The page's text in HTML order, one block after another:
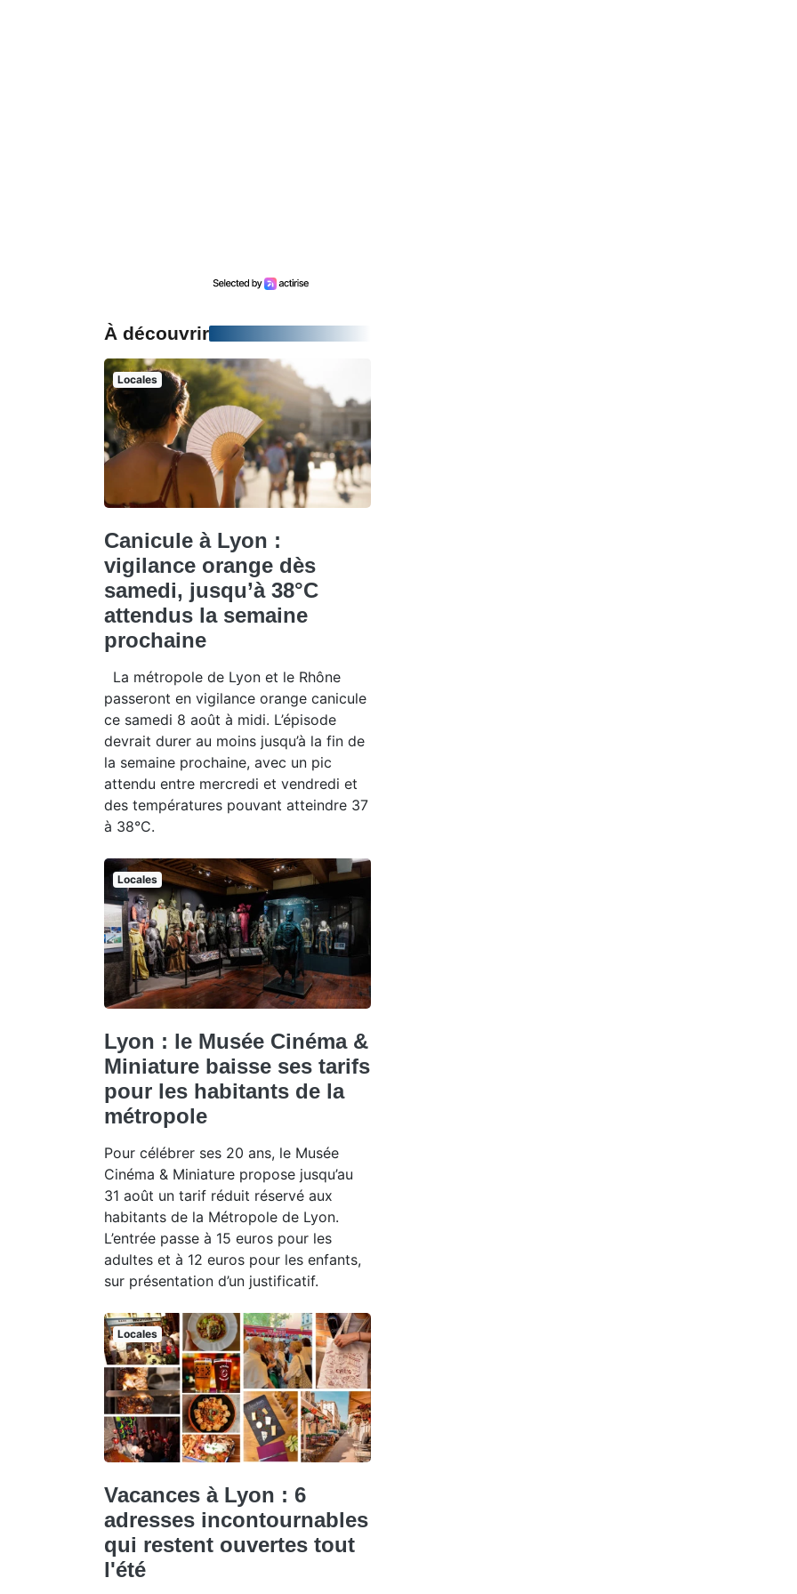
À découvrir
Locales
Canicule à Lyon :
vigilance orange dès
samedi, jusqu’à 38°C
attendus la semaine
prochaine
La métropole de Lyon et le Rhône
passeront en vigilance orange canicule
ce samedi 8 août à midi. L’épisode
devrait durer au moins jusqu’à la fin de
la semaine prochaine, avec un pic
attendu entre mercredi et vendredi et
des températures pouvant atteindre 37
à 38°C.
Locales
Lyon : le Musée Cinéma &
Miniature baisse ses tarifs
pour les habitants de la
métropole
Pour célébrer ses 20 ans, le Musée
Cinéma & Miniature propose jusqu’au
31 août un tarif réduit réservé aux
habitants de la Métropole de Lyon.
L’entrée passe à 15 euros pour les
adultes et à 12 euros pour les enfants,
sur présentation d’un justificatif.
Locales
Vacances à Lyon : 6
adresses incontournables
qui restent ouvertes tout
l'été